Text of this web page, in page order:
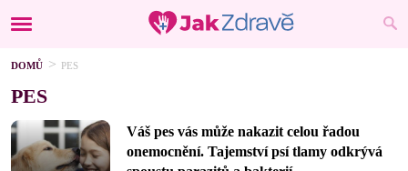
DOMŮ PES
PES
Váš pes vás může nakazit celou řadou
onemocnění. Tajemství psí tlamy odkrývá